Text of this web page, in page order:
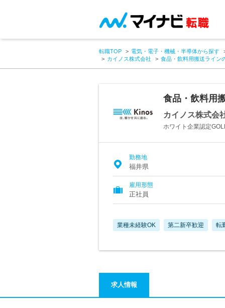
転職TOP
電気・電子・機械・半導体から探す
カイノス株式会社
食品・飲料用搬送ライン
食品・飲料用
カイノス株式会
ホワイト企業認定
勤務地
福井県
雇用形態
正社員
業種未経験OK 第二新卒歓迎 転
求人情報